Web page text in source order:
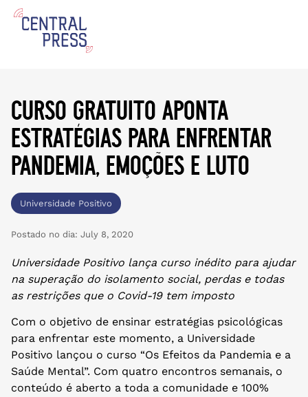
curso gratuito aponta
estratégias para enfrentar
pandemia, emoções e luto
Universidade Positivo
Postado no dia: July 8, 2020
Universidade Positivo lança curso inédito para ajudar
na superação do isolamento social, perdas e todas
as restrições que o Covid-19 tem imposto
Com o objetivo de ensinar estratégias psicológicas
para enfrentar este momento, a Universidade
Positivo lançou o curso “Os Efeitos da Pandemia e a
Saúde Mental”. Com quatro encontros semanais, o
conteúdo é aberto a toda a comunidade e 100%